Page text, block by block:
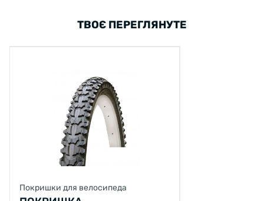
ТВОЄ ПЕРЕГЛЯНУТЕ
Покришки для велосипеда